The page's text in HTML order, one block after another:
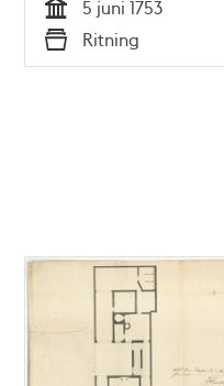
Tid
5 juni 1753
Typ
Ritning